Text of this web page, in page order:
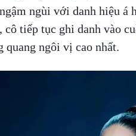
ngùi với danh hiệu á
cô tiếp tục ghi danh vào
quang ngôi vị cao nhất.